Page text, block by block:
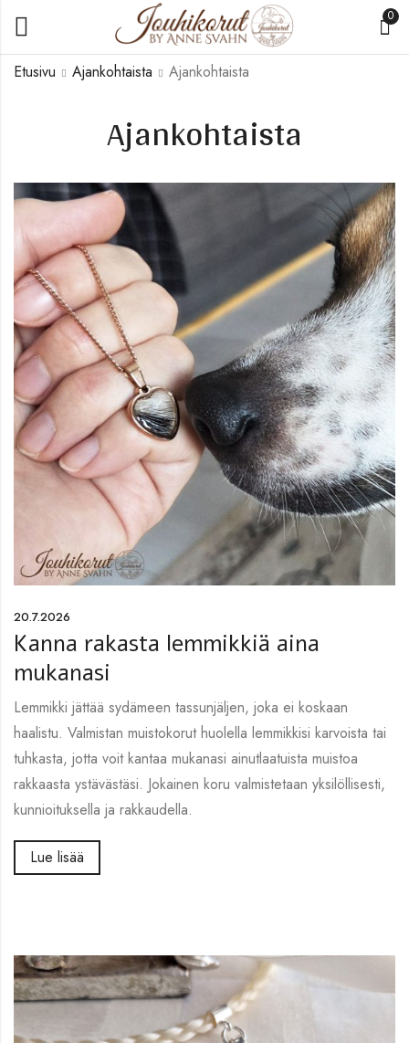
0
Ajankohtaista
Etusivu Ajankohtaista Ajankohtaista
20.7.2026
Kanna rakasta lemmikkiä aina
mukanasi
Lemmikki jättää sydämeen tassunjäljen, joka ei koskaan
haalistu. Valmistan muistokorut huolella lemmikkisi karvoista tai
tuhkasta, jotta voit kantaa mukanasi ainutlaatuista muistoa
rakkaasta ystävästäsi. Jokainen koru valmistetaan yksilöllisesti,
kunnioituksella ja rakkaudella.
Lue lisää